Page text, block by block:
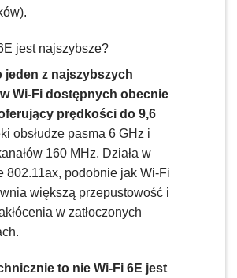
jest najszybsze?
jeden z najszybszych
Wi-Fi dostępnych obecnie
prędkości do 9,6
obsłudze pasma 6 GHz i
160 MHz. Działa w
802.11ax, podobnie jak Wi-Fi
większą przepustowość i
w zatłoczonych
to nie Wi-Fi 6E jest